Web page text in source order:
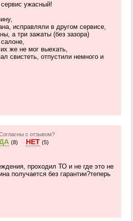
ужасный!
исправляли в другом сервисе,
а три зажаты (без зазора)
же не мог выехать,
свистеть, отпустили немного и
с отзывом?
(8) НЕТ (5)
проходил ТО и не где это не
получается без гарантии?теперь